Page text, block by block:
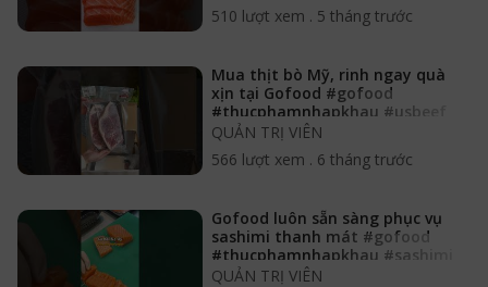
510 lượt xem . 5 tháng trước
Mua thịt bò Mỹ, rinh ngay quà
xịn tại Gofood #gofood
#thucphamnhapkhau #usbeef
#bomy
QUẢN TRỊ VIÊN
566 lượt xem . 6 tháng trước
Gofood luôn sẵn sàng phục vụ
sashimi thanh mát #gofood
#thucphamnhapkhau #sashimi
QUẢN TRỊ VIÊN